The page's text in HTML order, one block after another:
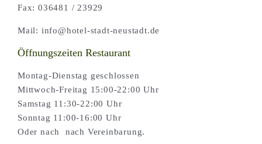
Widerruf |
Versand & Lieferung
Fax: 036481 / 23929
Mail: info@hotel-stadt-neustadt.de
Öffnungszeiten Restaurant
Montag-Dienstag geschlossen
Mittwoch-Freitag 15:00-22:00 Uhr
Samstag 11:30-22:00 Uhr
Sonntag 11:00-16:00 Uhr
Oder nach nach Vereinbarung.